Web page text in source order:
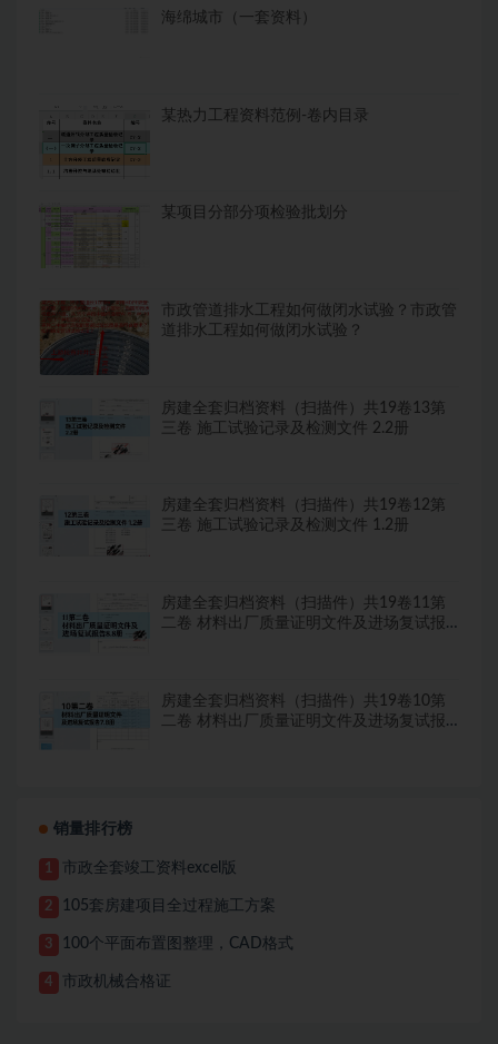
海绵城市（一套资料）
某热力工程资料范例-卷内目录
某项目分部分项检验批划分
市政管道排水工程如何做闭水试验？市政管
道排水工程如何做闭水试验？
房建全套归档资料（扫描件）共19卷13第
三卷 施工试验记录及检测文件 2.2册
房建全套归档资料（扫描件）共19卷12第
三卷 施工试验记录及检测文件 1.2册
房建全套归档资料（扫描件）共19卷11第
二卷 材料出厂质量证明文件及进场复试报
房建全套归档资料（扫描件）共19卷10第
二卷 材料出厂质量证明文件及进场复试报
销量排行榜
1 市政全套竣工资料excel版
2 105套房建项目全过程施工方案
3 100个平面布置图整理，CAD格式
4 市政机械合格证